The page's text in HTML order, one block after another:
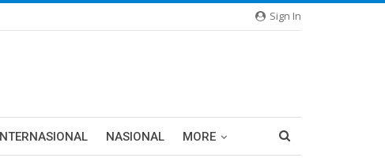
Sign In
NASIONAL MORE